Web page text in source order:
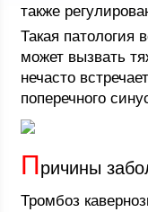
также
Такая патология
может вызвать
нечасто
поперечного
Причины
Тромбоз